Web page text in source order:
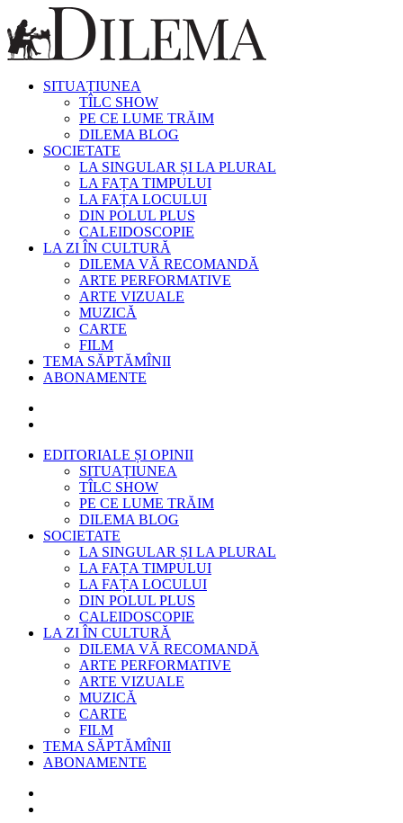
SITUAȚIUNEA
TÎLC SHOW
PE CE LUME TRĂIM
DILEMA BLOG
SOCIETATE
LA SINGULAR ȘI LA PLURAL
LA FAȚA TIMPULUI
LA FAȚA LOCULUI
DIN POLUL PLUS
CALEIDOSCOPIE
LA ZI ÎN CULTURĂ
DILEMA VĂ RECOMANDĂ
ARTE PERFORMATIVE
ARTE VIZUALE
MUZICĂ
CARTE
FILM
TEMA SĂPTĂMÎNII
ABONAMENTE
EDITORIALE ȘI OPINII
SITUAȚIUNEA
TÎLC SHOW
PE CE LUME TRĂIM
DILEMA BLOG
SOCIETATE
LA SINGULAR ȘI LA PLURAL
LA FAȚA TIMPULUI
LA FAȚA LOCULUI
DIN POLUL PLUS
CALEIDOSCOPIE
LA ZI ÎN CULTURĂ
DILEMA VĂ RECOMANDĂ
ARTE PERFORMATIVE
ARTE VIZUALE
MUZICĂ
CARTE
FILM
TEMA SĂPTĂMÎNII
ABONAMENTE